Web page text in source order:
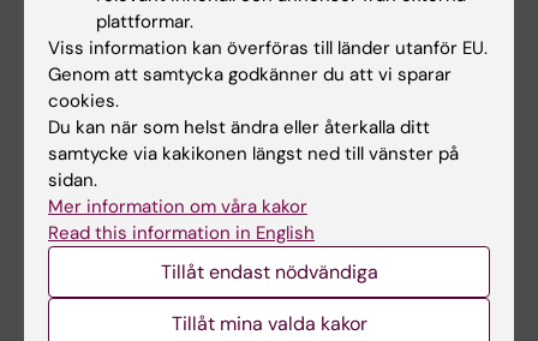
registret den sanna förekomsten av vissa
sjukdomar och de som ändå har sådana
sjukdomar och återfinns i värnpliktsregistret
kan ha en mildare version av sjukdomen”,
säger Neovius.
Dr Ludvigsson har koordinerat en studie om
inflammatorisk tarmsjukdom för Svenska IBD-
registrets räkning. Den studien har
finansierats av läkemedelsbolaget Janssen.
plattformar.
Viss information kan överföras till länder utanför EU.
Genom att samtycka godkänner du att vi sparar
cookies.
Du kan när som helst ändra eller återkalla ditt
samtycke via kakikonen längst ned till vänster på
sidan.
Mer information om våra kakor
Read this information in English
Tillåt endast nödvändiga
Tillåt mina valda kakor